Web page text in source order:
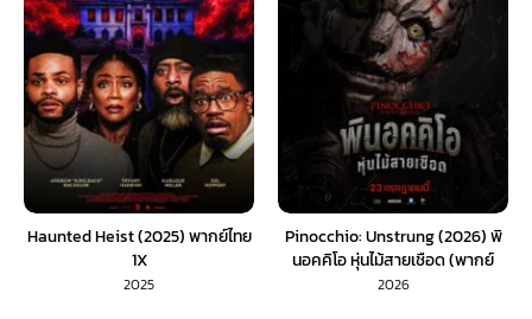
Haunted Heist (2025) พากย์ไทย
1X
2025
Pinocchio: Unstrung (2026) พิ
นอคคิโอ หุ่นไม้สายเชือด (พากย์
ไทย) 1X
2026